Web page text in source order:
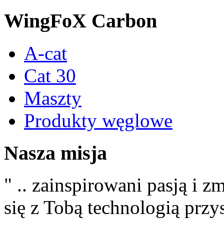
WingFoX Carbon
A-cat
Cat 30
Maszty
Produkty węglowe
Nasza misja
" .. zainspirowani pasją i
się z Tobą technologią